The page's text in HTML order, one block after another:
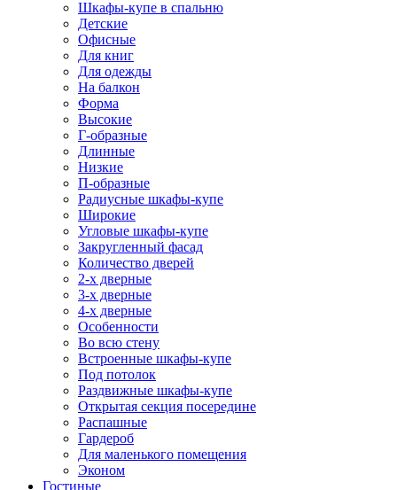
Шкафы-купе в спальню
Детские
Офисные
Для книг
Для одежды
На балкон
Форма
Высокие
Г-образные
Длинные
Низкие
П-образные
Радиусные шкафы-купе
Широкие
Угловые шкафы-купе
Закругленный фасад
Количество дверей
2-х дверные
3-х дверные
4-х дверные
Особенности
Во всю стену
Встроенные шкафы-купе
Под потолок
Раздвижные шкафы-купе
Открытая секция посередине
Распашные
Гардероб
Для маленького помещения
Эконом
Гостиные